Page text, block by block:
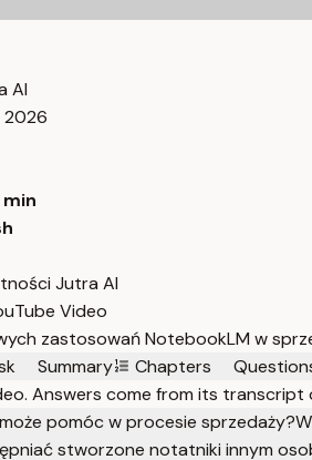
AI
2026
min
Jutra AI
Video
zastosowań NotebookLM w
Summary Chapters
Answers come from its
pomóc w procesie sprzedaży?
stworzone notatniki innym